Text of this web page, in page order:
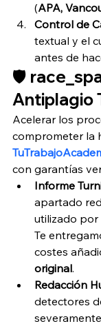
(APA,
Control de
textual y el
antes de
🛡
Antiplagio
Acelerar los
comprometer la
con garantías
Informe
apartado
utilizado por
Te
costes
original.
Redacción
detectores